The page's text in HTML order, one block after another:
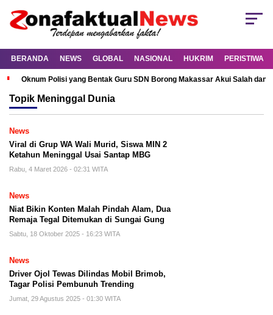
BERANDA NEWS GLOBAL NASIONAL HUKRIM PERISTIWA
Oknum Polisi yang Bentak Guru SDN Borong Makassar Akui Salah dan
Topik Meninggal Dunia
News
Viral di Grup WA Wali Murid, Siswa MIN 2
Ketahun Meninggal Usai Santap MBG
Rabu, 4 Maret 2026 - 02:31 WITA
News
Niat Bikin Konten Malah Pindah Alam, Dua
Remaja Tegal Ditemukan di Sungai Gung
Sabtu, 18 Oktober 2025 - 16:23 WITA
News
Driver Ojol Tewas Dilindas Mobil Brimob,
Tagar Polisi Pembunuh Trending
Jumat, 29 Agustus 2025 - 01:30 WITA